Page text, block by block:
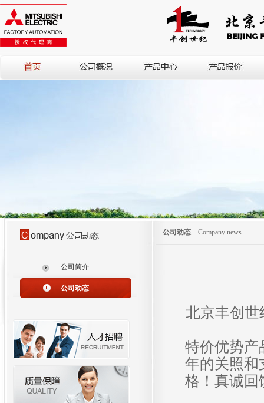
公司简介
公司动态
公司动态 Company news
北京丰创世
特价优势产
年的关照和
格！真诚回